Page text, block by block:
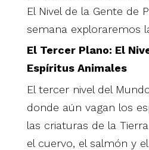
El Nivel de la Gente de
semana exploraremos
El Tercer Plano: El
Espíritus Animales
El tercer nivel del
donde aún vagan los
las criaturas de la
el cuervo, el salmón y